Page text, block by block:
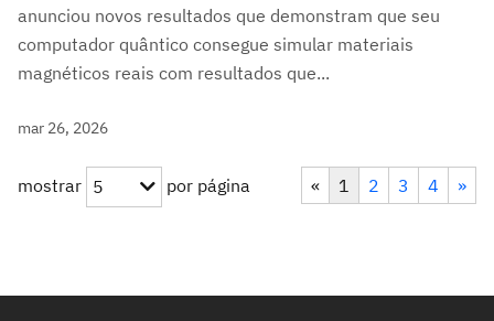
anunciou novos resultados que demonstram que seu
computador quântico consegue simular materiais
magnéticos reais com resultados que...
mar 26, 2026
mostrar 5 por página « 1 2 3 4 »